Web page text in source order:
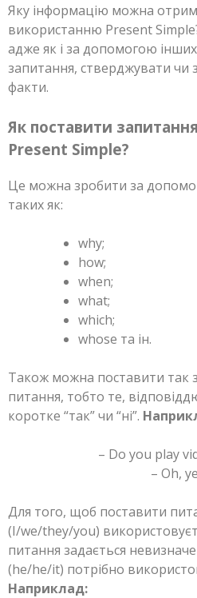
Яку інформацію можна
використанню Present
адже як і за допомогою
запитання, стверджувати чи
факти.
Як поставити
Present Simple?
Це можна зробити за
таких як:
why;
how;
when;
what;
which;
whose та ін.
Також можна поставити так
питання, тобто те,
коротке “так” чи “ні”.
– Do you play
– Oh,
Для того, щоб поставити
(I/we/they/you)
питання задається
(he/he/it) потрібно
Наприклад: